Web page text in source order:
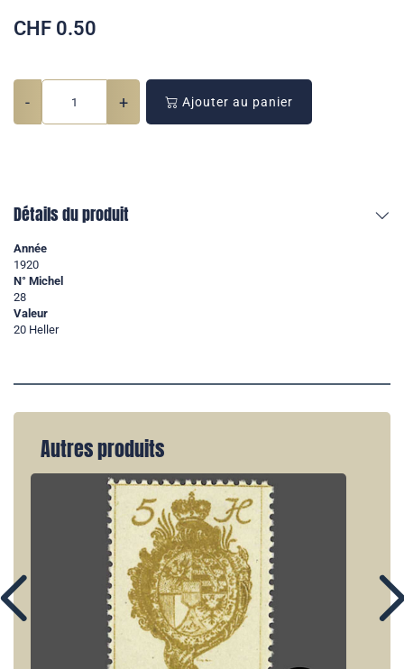
CHF 0.50
- + Ajouter au panier
Détails du produit
Année
1920
N° Michel
28
Valeur
20 Heller
Autres produits